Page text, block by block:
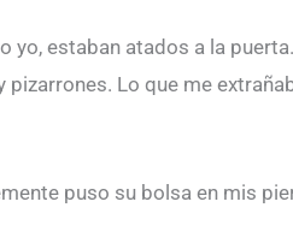
estaban atados a la
Lo que me
puso su bolsa en mis